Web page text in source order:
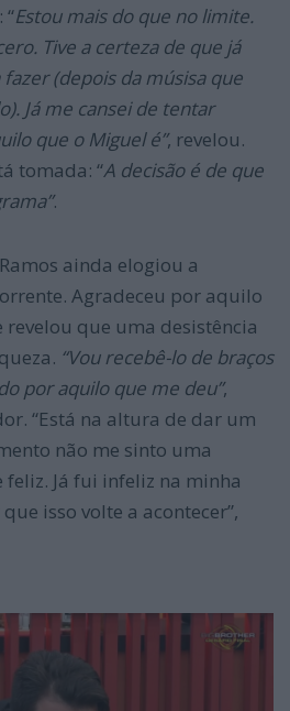
Estou mais do que no limite.
Tive a certeza de que já
fazer (depois da músisa que
Já me cansei de tentar
que o Miguel é”, revelou.
tomada: “A decisão é de que
.
ainda elogiou a
Agradeceu por aquilo
que uma desistência
“Vou recebê-lo de braços
por aquilo que me deu”,
“Está na altura de dar um
não me sinto uma
Já fui infeliz na minha
isso volte a acontecer”,